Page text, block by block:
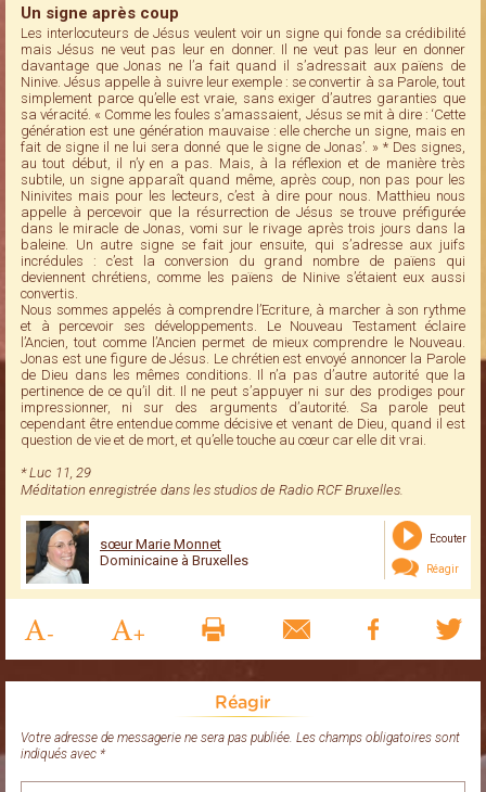
Un signe après coup
Les interlocuteurs de Jésus veulent voir un signe qui fonde sa crédibilité
mais Jésus ne veut pas leur en donner. Il ne veut pas leur en donner
davantage que Jonas ne l’a fait quand il s’adressait aux païens de
Ninive. Jésus appelle à suivre leur exemple : se convertir à sa Parole, tout
simplement parce qu’elle est vraie, sans exiger d’autres garanties que
sa véracité. « Comme les foules s’amassaient, Jésus se mit à dire : ‘Cette
génération est une génération mauvaise : elle cherche un signe, mais en
fait de signe il ne lui sera donné que le signe de Jonas’. » * Des signes,
au tout début, il n’y en a pas. Mais, à la réflexion et de manière très
subtile, un signe apparaît quand même, après coup, non pas pour les
Ninivites mais pour les lecteurs, c’est à dire pour nous. Matthieu nous
appelle à percevoir que la résurrection de Jésus se trouve préfigurée
dans le miracle de Jonas, vomi sur le rivage après trois jours dans la
baleine. Un autre signe se fait jour ensuite, qui s’adresse aux juifs
incrédules : c’est la conversion du grand nombre de païens qui
deviennent chrétiens, comme les païens de Ninive s’étaient eux aussi
convertis.
Nous sommes appelés à comprendre l’Ecriture, à marcher à son rythme
et à percevoir ses développements. Le Nouveau Testament éclaire
l’Ancien, tout comme l’Ancien permet de mieux comprendre le Nouveau.
Jonas est une figure de Jésus. Le chrétien est envoyé annoncer la Parole
de Dieu dans les mêmes conditions. Il n’a pas d’autre autorité que la
pertinence de ce qu’il dit. Il ne peut s’appuyer ni sur des prodiges pour
impressionner, ni sur des arguments d’autorité. Sa parole peut
cependant être entendue comme décisive et venant de Dieu, quand il est
question de vie et de mort, et qu’elle touche au cœur car elle dit vrai.
* Luc 11, 29
Méditation enregistrée dans les studios de Radio RCF Bruxelles.
sœur Marie Monnet
Dominicaine à Bruxelles
Ecouter
Réagir
Réagir
Votre adresse de messagerie ne sera pas publiée. Les champs obligatoires sont
indiqués avec *